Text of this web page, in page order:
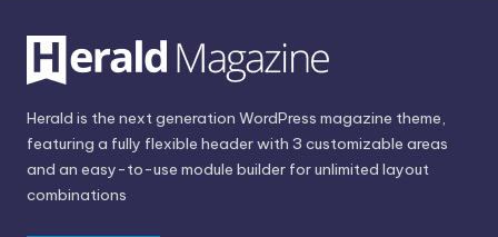
Herald is the next generation WordPress magazine theme,
featuring a fully flexible header with 3 customizable areas
and an easy-to-use module builder for unlimited layout
combinations